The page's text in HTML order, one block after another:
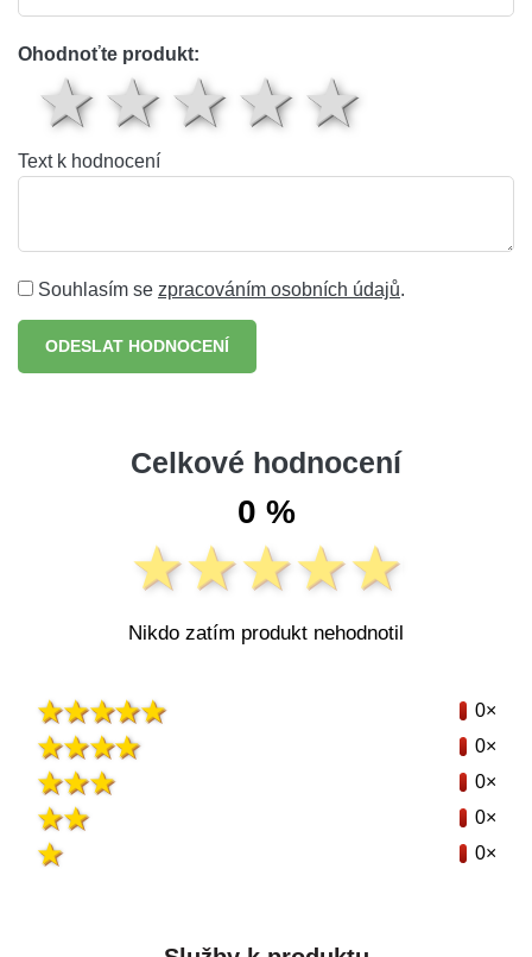
Ohodnoťte produkt:
4
3 hvězdy
2 hvězdy
1 hvězda
Text k hodnocení
Souhlasím se zpracováním osobních údajů.
ODESLAT HODNOCENÍ
Celkové hodnocení
0 %
Nikdo zatím produkt nehodnotil
0×
0×
0×
0×
0×